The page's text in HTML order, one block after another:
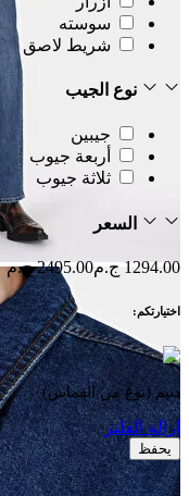
سوسته
شريط لاصق
نوع الجيب
جيبين
أربعة جيوب
ثلاثة جيوب
السعر
1294.00 ج.م 2495.00 ج.م
اختيارتكم:
دنيم (نوع من القماش)
إزالة الفلتر
يحفظ